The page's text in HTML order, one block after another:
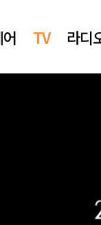
TV 라디